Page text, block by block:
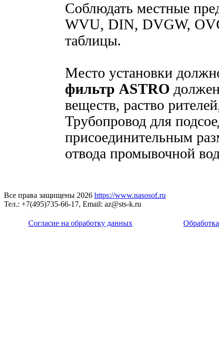
Соблюдать местные
WVU, DIN, DVGW,
таблицы.
Место установки
фильтр ASTRO
веществ, раство
Трубопровод для
присоединительным
отвода промывочной
Все права защищены 2026 https://www.nasosof.ru
Тел.: +7(495)735-66-17, Email: az@sts-k.ru
Согласие на обработку данных